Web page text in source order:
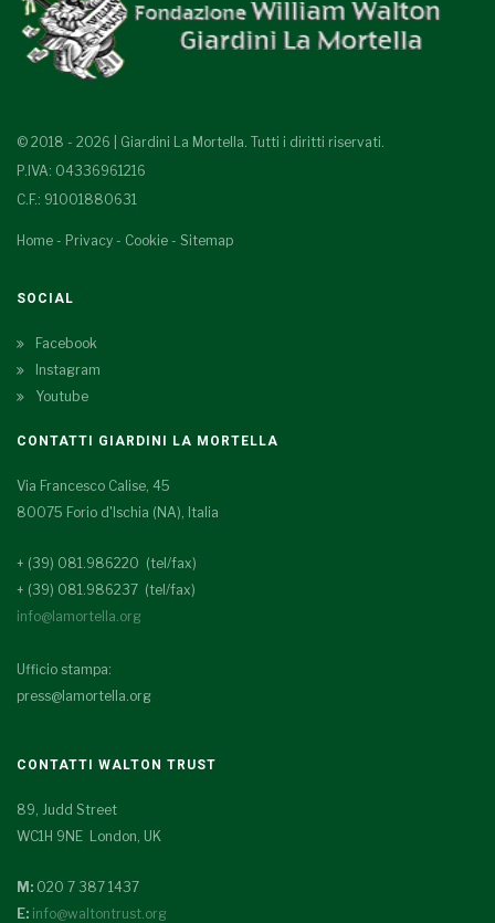
© 2018 - 2026 | Giardini La Mortella. Tutti i diritti riservati.
P.IVA: 04336961216
C.F.: 91001880631
Home - Privacy - Cookie - Sitemap
SOCIAL
Facebook
Instagram
Youtube
CONTATTI GIARDINI LA MORTELLA
Via Francesco Calise, 45
80075 Forio d'Ischia (NA), Italia
+ (39) 081.986220 (tel/fax)
+ (39) 081.986237 (tel/fax)
info@lamortella.org
Ufficio stampa:
press@lamortella.org
CONTATTI WALTON TRUST
89, Judd Street
WC1H 9NE London, UK
M: 020 7 387 1437
E: info@waltontrust.org